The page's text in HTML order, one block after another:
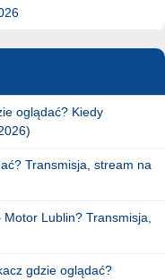
oglądać? Kiedy
Transmisja, stream na
Lublin? Transmisja,
gdzie oglądać?